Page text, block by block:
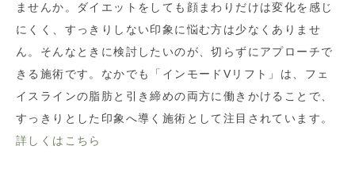
ませんか。ダイエットをしても顔まわりだけは変化を感じ
にくく、すっきりしない印象に悩む方は少なくありませ
ん。そんなときに検討したいのが、切らずにアプローチで
きる施術です。なかでも「インモードVリフト」は、フェ
イスラインの脂肪と引き締めの両方に働きかけることで、
すっきりとした印象へ導く施術として注目されています。
詳しくはこちら